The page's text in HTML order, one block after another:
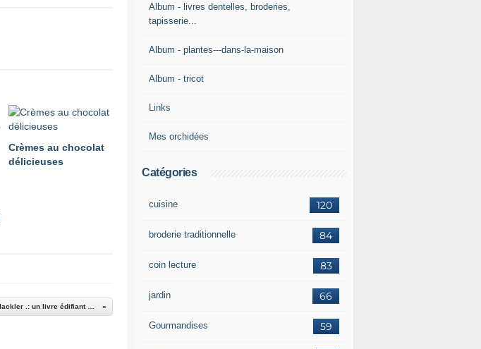
Crèmes au chocolat
délicieuses
Le frérisme et ses réseaux de Florence Bergeaud-Blackler .: un livre édifiant sur l’islamisation de l’Europe et en particulier la France par les frères mulsulmans
Album - livres dentelles, broderies,
tapisserie...
Album - plantes---dans-la-maison
Album - tricot
Links
Mes orchidées
Catégories
120
cuisine
84
broderie traditionnelle
83
coin lecture
66
jardin
59
Gourmandises